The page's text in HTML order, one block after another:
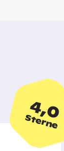
4,0
Sterne